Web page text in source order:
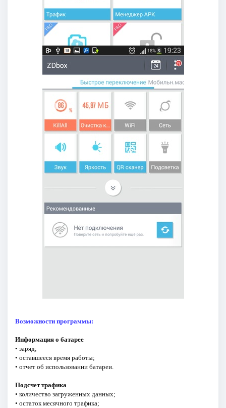
Возможности программы:
Информация о батарее
• заряд;
• оставшееся время работы;
• отчет об использовании батареи.
Подсчет трафика
• количество загруженных данных;
• остаток месячного трафика;